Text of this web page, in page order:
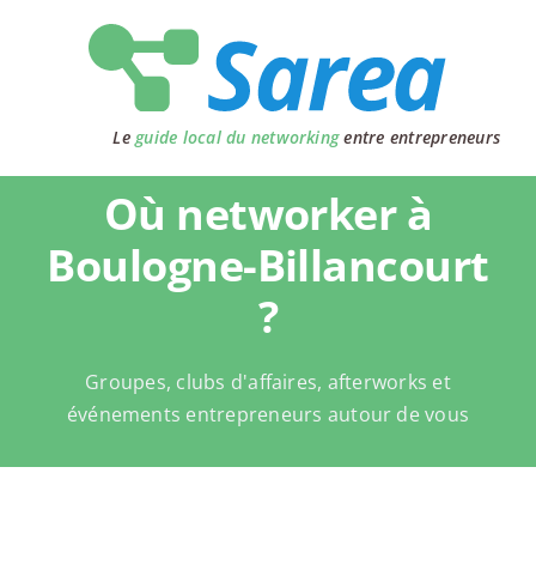
Le guide local du networkingentre entrepreneurs
Où networker à
Boulogne-Billancourt
?
Groupes, clubs d'affaires, afterworks et
événements entrepreneurs autour de vous